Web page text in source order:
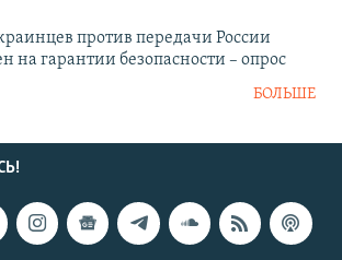
против передачи России
на гарантии безопасности – опрос
БОЛЬШЕ